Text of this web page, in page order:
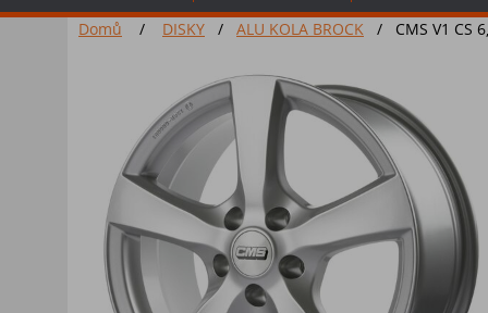
Domů
/ DISKY / ALU KOLA BROCK / CMS V1 CS